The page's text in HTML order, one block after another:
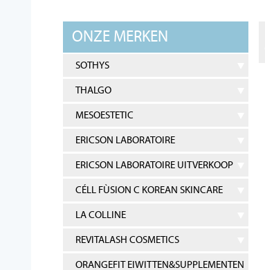
ONZE MERKEN
SOTHYS
THALGO
MESOESTETIC
ERICSON LABORATOIRE
ERICSON LABORATOIRE UITVERKOOP
CÉLL FÙSION C KOREAN SKINCARE
LA COLLINE
REVITALASH COSMETICS
ORANGEFIT EIWITTEN&SUPPLEMENTEN